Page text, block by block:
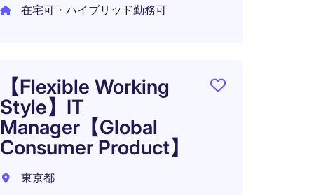
在宅可・ハイブリッド勤務可
【Flexible Working
Style】IT
Manager【Global
Consumer Product】
東京都